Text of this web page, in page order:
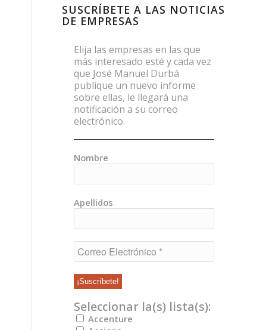
SUSCRÍBETE A LAS NOTICIAS
DE EMPRESAS
Elija las empresas en las que
más interesado esté y cada vez
que José Manuel Durbá
publique un nuevo informe
sobre ellas, le llegará una
notificación a su correo
electrónico.
Nombre
Apellidos
Seleccionar la(s) lista(s):
Accenture